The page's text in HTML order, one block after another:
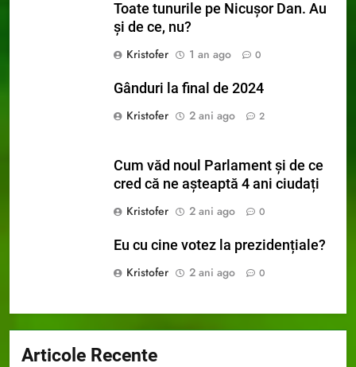
Toate tunurile pe Nicușor Dan. Au
și de ce, nu?
Kristofer
1 an ago 0
Gânduri la final de 2024
Kristofer
2 ani ago 2
Cum văd noul Parlament și de ce
cred că ne așteaptă 4 ani ciudați
Kristofer
2 ani ago 0
Eu cu cine votez la prezidențiale?
Kristofer
2 ani ago 0
Articole Recente